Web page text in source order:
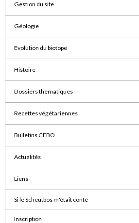
Gestion du site
Géologie
Evolution du biotope
Histoire
Dossiers thématiques
Recettes végétariennes
Bulletins CEBO
Actualités
Liens
Si le Scheutbos m'était conté
Inscription